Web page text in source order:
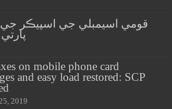
قومي اسيمبلي جي اسپيڪر جي
on mobile phone card
and easy load restored: SCP
2019